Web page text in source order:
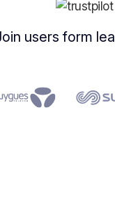
users form